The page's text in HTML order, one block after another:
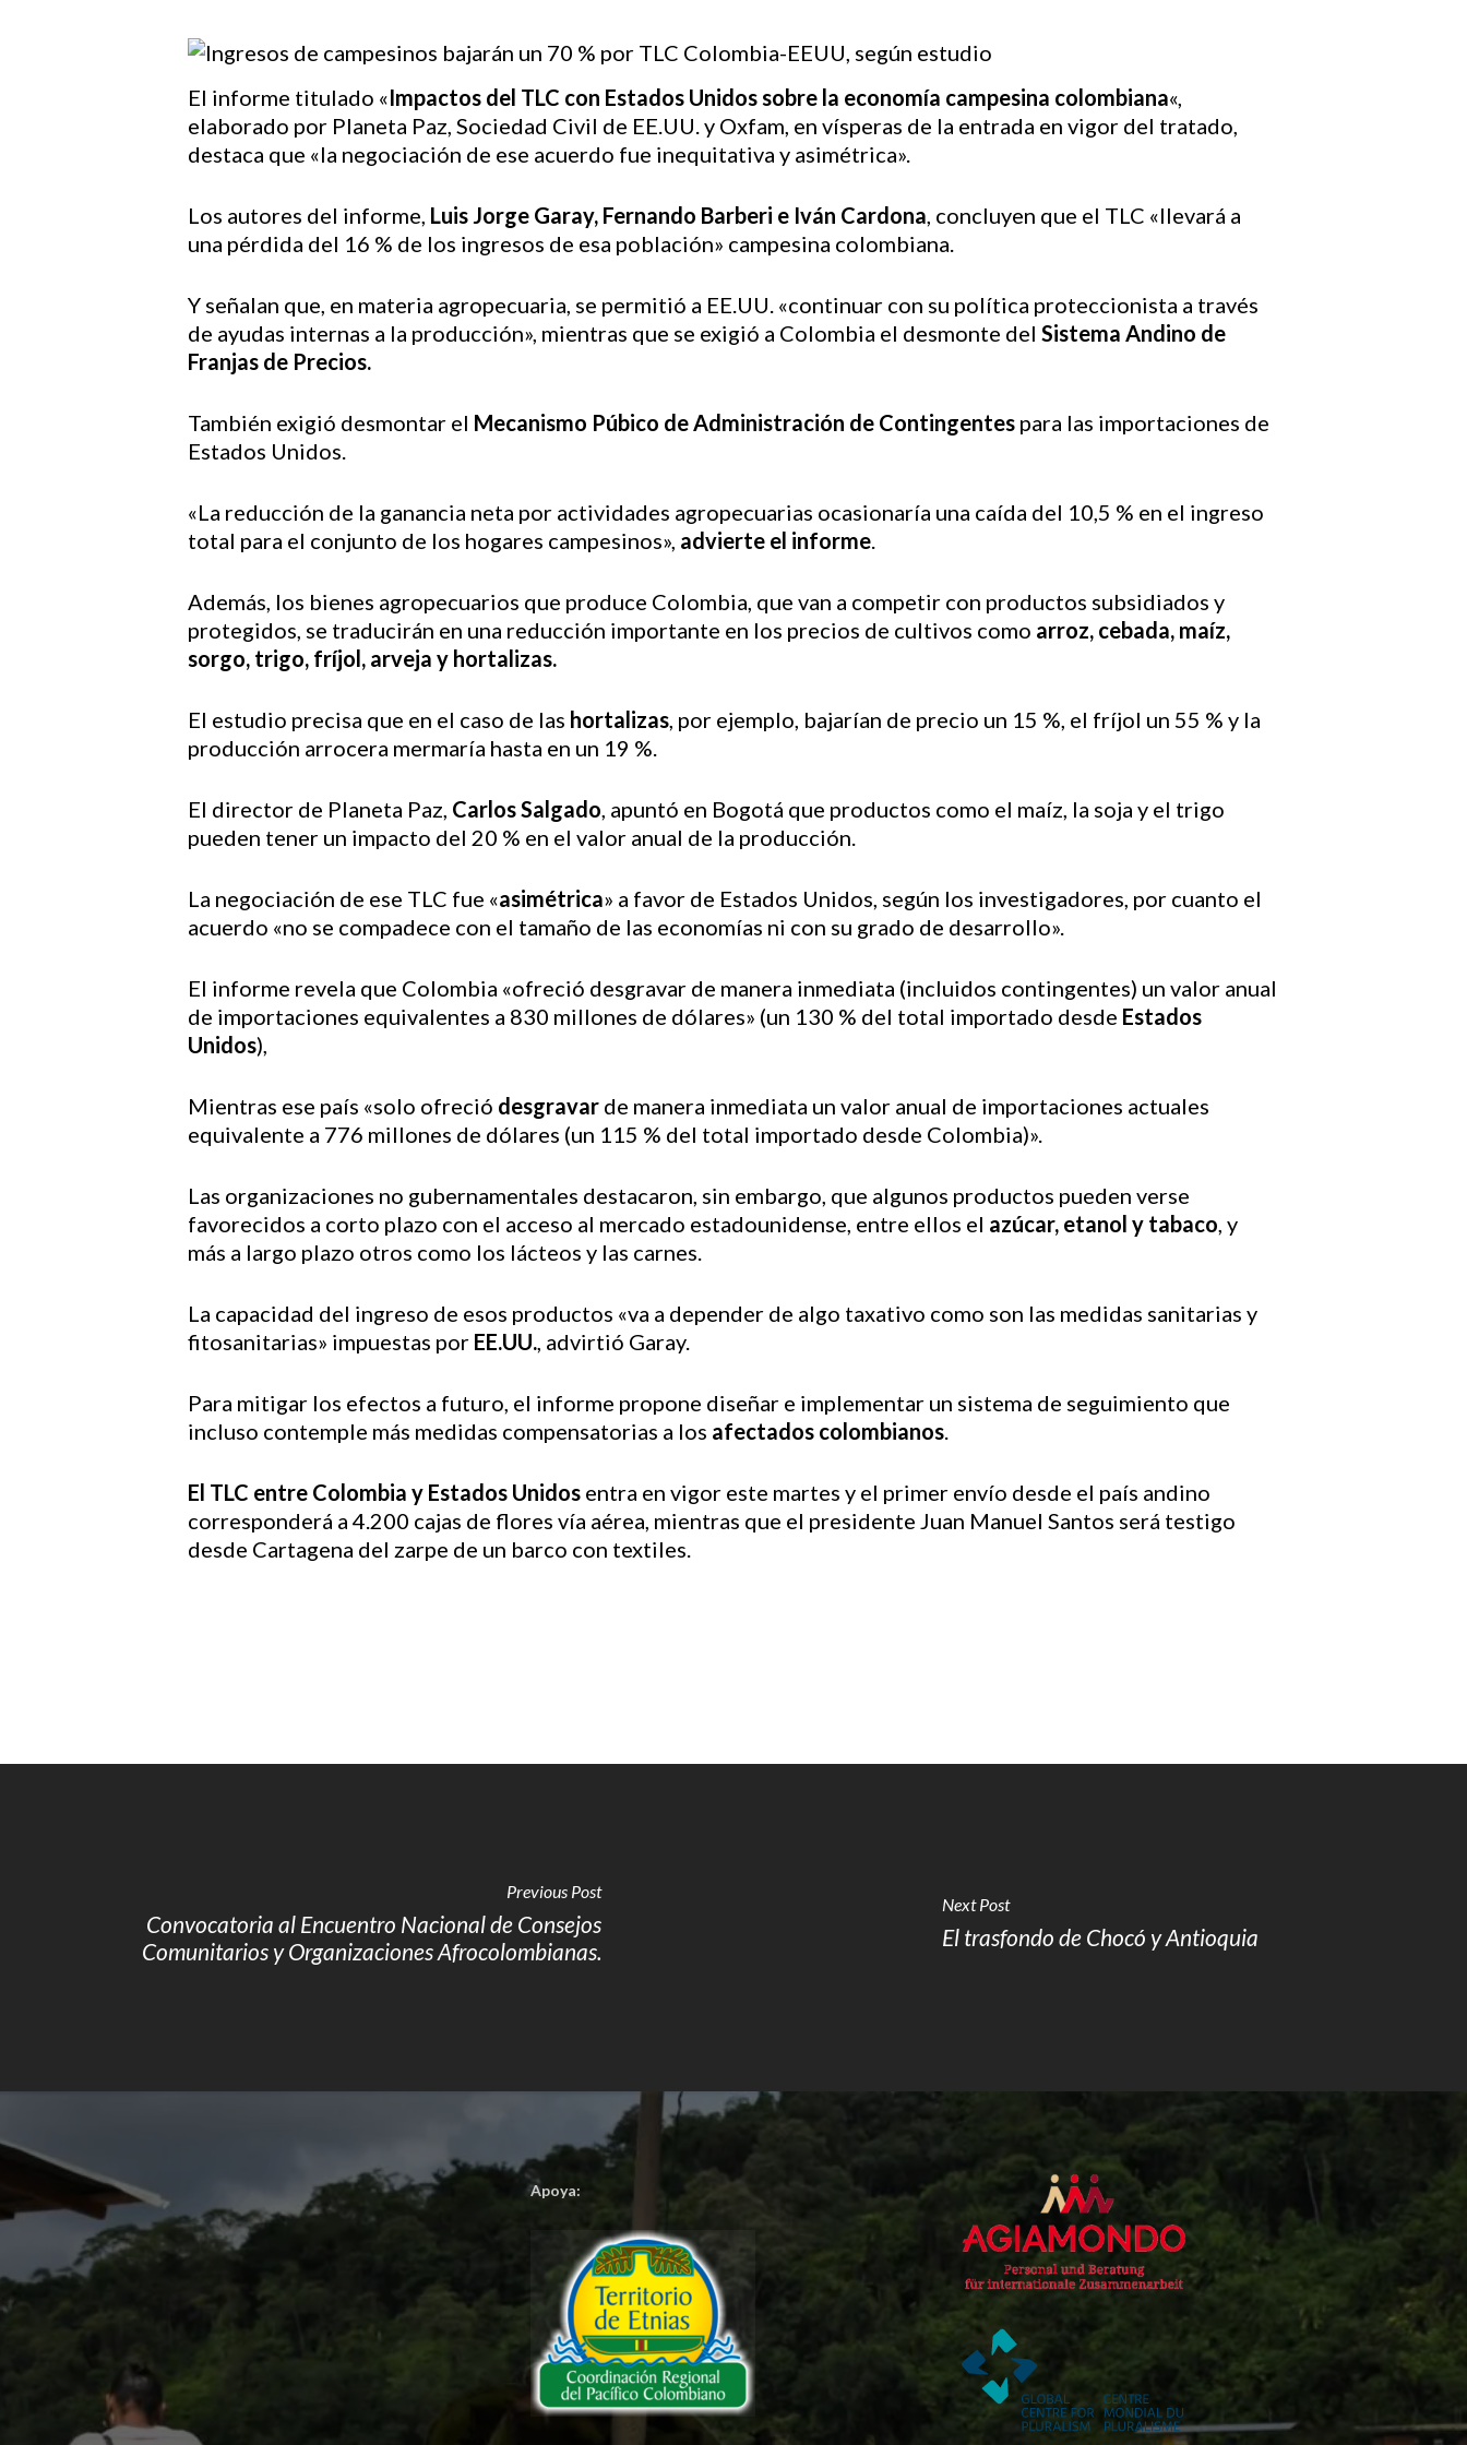
Hit enter to search or ESC to close
El informe titulado «Impactos del TLC con Estados Unidos sobre la economía campesina colombiana«,
elaborado por Planeta Paz, Sociedad Civil de EE.UU. y Oxfam, en vísperas de la entrada en vigor del tratado,
destaca que «la negociación de ese acuerdo fue inequitativa y asimétrica».
Los autores del informe, Luis Jorge Garay, Fernando Barberi e Iván Cardona, concluyen que el TLC «llevará a
una pérdida del 16 % de los ingresos de esa población» campesina colombiana.
Y señalan que, en materia agropecuaria, se permitió a EE.UU. «continuar con su política proteccionista a través
de ayudas internas a la producción», mientras que se exigió a Colombia el desmonte del Sistema Andino de
Franjas de Precios.
También exigió desmontar el Mecanismo Púbico de Administración de Contingentes para las importaciones de
Estados Unidos.
«La reducción de la ganancia neta por actividades agropecuarias ocasionaría una caída del 10,5 % en el ingreso
total para el conjunto de los hogares campesinos», advierte el informe.
Además, los bienes agropecuarios que produce Colombia, que van a competir con productos subsidiados y
protegidos, se traducirán en una reducción importante en los precios de cultivos como arroz, cebada, maíz,
sorgo, trigo, fríjol, arveja y hortalizas.
El estudio precisa que en el caso de las hortalizas, por ejemplo, bajarían de precio un 15 %, el fríjol un 55 % y la
producción arrocera mermaría hasta en un 19 %.
El director de Planeta Paz, Carlos Salgado, apuntó en Bogotá que productos como el maíz, la soja y el trigo
pueden tener un impacto del 20 % en el valor anual de la producción.
La negociación de ese TLC fue «asimétrica» a favor de Estados Unidos, según los investigadores, por cuanto el
acuerdo «no se compadece con el tamaño de las economías ni con su grado de desarrollo».
El informe revela que Colombia «ofreció desgravar de manera inmediata (incluidos contingentes) un valor anual
de importaciones equivalentes a 830 millones de dólares» (un 130 % del total importado desde Estados
Unidos),
Mientras ese país «solo ofreció desgravar de manera inmediata un valor anual de importaciones actuales
equivalente a 776 millones de dólares (un 115 % del total importado desde Colombia)».
Las organizaciones no gubernamentales destacaron, sin embargo, que algunos productos pueden verse
favorecidos a corto plazo con el acceso al mercado estadounidense, entre ellos el azúcar, etanol y tabaco, y
más a largo plazo otros como los lácteos y las carnes.
La capacidad del ingreso de esos productos «va a depender de algo taxativo como son las medidas sanitarias y
fitosanitarias» impuestas por EE.UU., advirtió Garay.
Para mitigar los efectos a futuro, el informe propone diseñar e implementar un sistema de seguimiento que
incluso contemple más medidas compensatorias a los afectados colombianos.
El TLC entre Colombia y Estados Unidos entra en vigor este martes y el primer envío desde el país andino
corresponderá a 4.200 cajas de flores vía aérea, mientras que el presidente Juan Manuel Santos será testigo
desde Cartagena del zarpe de un barco con textiles.
Previous Post
Convocatoria al Encuentro Nacional de Consejos
Comunitarios y Organizaciones Afrocolombianas.
Next Post
El trasfondo de Chocó y Antioquia
Apoya: